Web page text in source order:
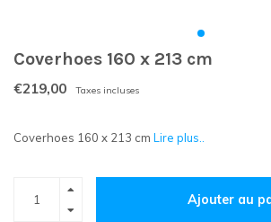
Coverhoes 160 x 213 cm
€219,00 Taxes incluses
Coverhoes 160 x 213 cm Lire plus..
Ajouter au